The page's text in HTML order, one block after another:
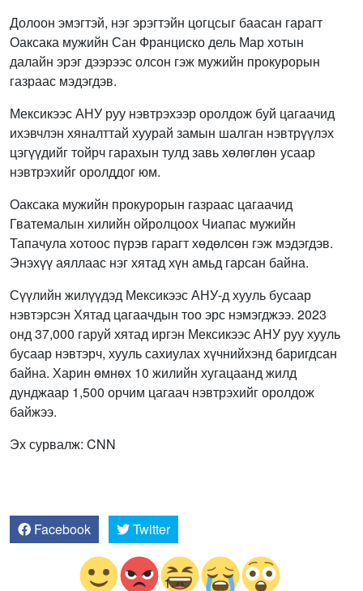
Долоон эмэгтэй, нэг эрэгтэйн цогцсыг баасан гарагт
Оаксака мужийн Сан Франциско дель Мар хотын
далайн эрэг дээрээс олсон гэж мужийн прокурорын
газраас мэдэгдэв.
Мексикээс АНУ руу нэвтрэхээр оролдож буй цагаачид
ихэвчлэн хяналттай хуурай замын шалган нэвтрүүлэх
цэгүүдийг тойрч гарахын тулд завь хөлөглөн усаар
нэвтрэхийг оролддог юм.
Оаксака мужийн прокурорын газраас цагаачид
Гватемалын хилийн ойролцоох Чиапас мужийн
Тапачула хотоос пүрэв гарагт хөдөлсөн гэж мэдэгдэв.
Энэхүү аяллаас нэг хятад хүн амьд гарсан байна.
Сүүлийн жилүүдэд Мексикээс АНУ-д хууль бусаар
нэвтэрсэн Хятад цагаачдын тоо эрс нэмэгджээ. 2023
онд 37,000 гаруй хятад иргэн Мексикээс АНУ руу хууль
бусаар нэвтэрч, хууль сахиулах хүчнийхэнд баригдсан
байна. Харин өмнөх 10 жилийн хугацаанд жилд
дунджаар 1,500 орчим цагаач нэвтрэхийг оролдож
байжээ.
Эх сурвалж: CNN
Facebook Twitter